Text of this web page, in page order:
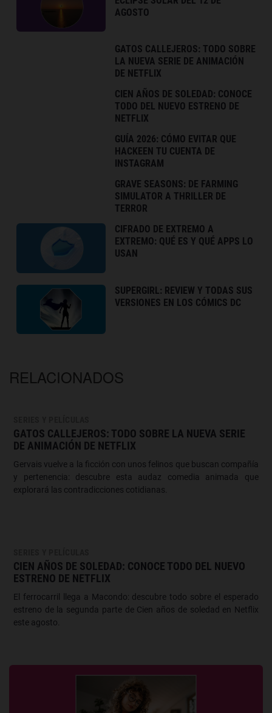
AGOSTO
GATOS CALLEJEROS: TODO SOBRE
LA NUEVA SERIE DE ANIMACIÓN
DE NETFLIX
CIEN AÑOS DE SOLEDAD: CONOCE
TODO DEL NUEVO ESTRENO DE
NETFLIX
GUÍA 2026: CÓMO EVITAR QUE
HACKEEN TU CUENTA DE
INSTAGRAM
GRAVE SEASONS: DE FARMING
SIMULATOR A THRILLER DE
TERROR
CIFRADO DE EXTREMO A
EXTREMO: QUÉ ES Y QUÉ APPS LO
USAN
SUPERGIRL: REVIEW Y TODAS SUS
VERSIONES EN LOS CÓMICS DC
RELACIONADOS
GATOS CALLEJEROS: TODO SOBRE LA NUEVA SERIE
DE ANIMACIÓN DE NETFLIX
Gervais vuelve a la ficción con unos felinos que buscan compañía
y pertenencia: descubre esta audaz comedia animada que
explorará las contradicciones cotidianas.
CIEN AÑOS DE SOLEDAD: CONOCE TODO DEL NUEVO
ESTRENO DE NETFLIX
El ferrocarril llega a Macondo: descubre todo sobre el esperado
estreno de la segunda parte de Cien años de soledad en Netflix
este agosto.